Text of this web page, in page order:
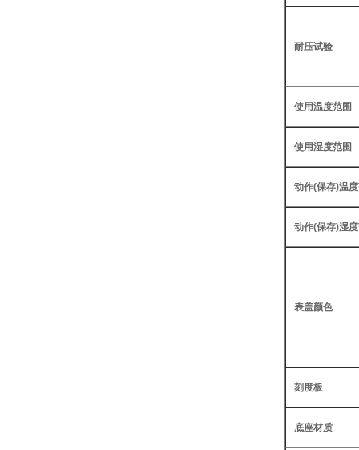
耐压试验
使用温度范围
使用湿度范围
动作(保存)温
动作(保存)湿
表盖颜色
刻度板
底座材质